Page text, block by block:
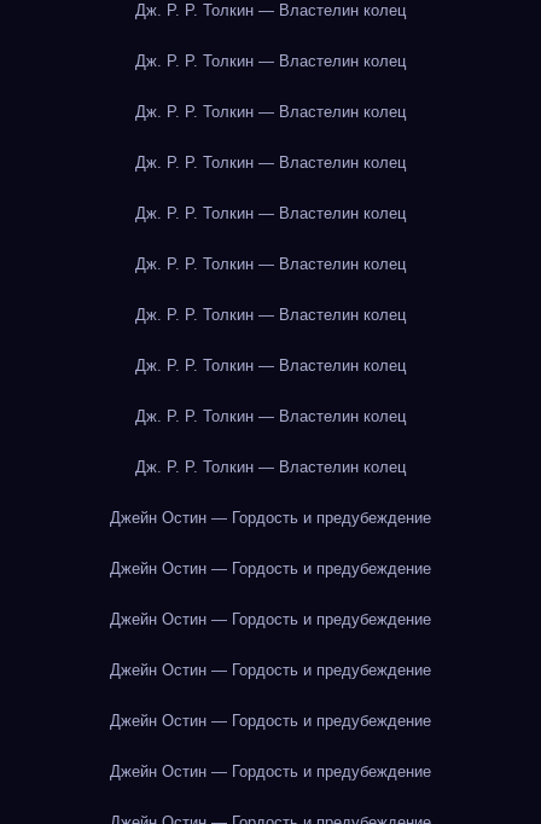
Дж. Р. Р. Толкин — Властелин колец
Дж. Р. Р. Толкин — Властелин колец
Дж. Р. Р. Толкин — Властелин колец
Дж. Р. Р. Толкин — Властелин колец
Дж. Р. Р. Толкин — Властелин колец
Дж. Р. Р. Толкин — Властелин колец
Дж. Р. Р. Толкин — Властелин колец
Дж. Р. Р. Толкин — Властелин колец
Дж. Р. Р. Толкин — Властелин колец
Дж. Р. Р. Толкин — Властелин колец
Джейн Остин — Гордость и предубеждение
Джейн Остин — Гордость и предубеждение
Джейн Остин — Гордость и предубеждение
Джейн Остин — Гордость и предубеждение
Джейн Остин — Гордость и предубеждение
Джейн Остин — Гордость и предубеждение